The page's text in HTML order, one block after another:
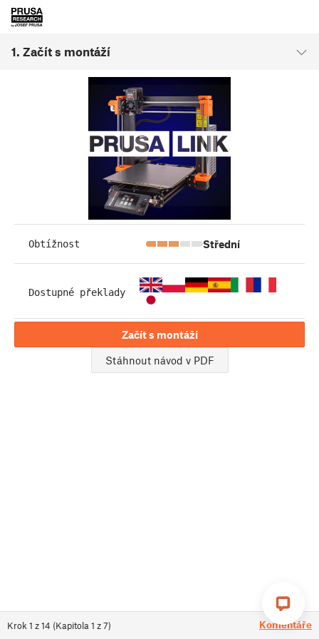
1. Začít s montáží
Krok 1 z14 (Kapitola 1 z7) Komentáře
Obtížnost Střední
Dostupné překlady
Začít s montáží
Stáhnout návod v PDF